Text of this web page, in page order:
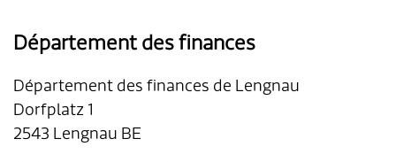
Département des finances
Département des finances de Lengnau
Dorfplatz 1
2543 Lengnau BE